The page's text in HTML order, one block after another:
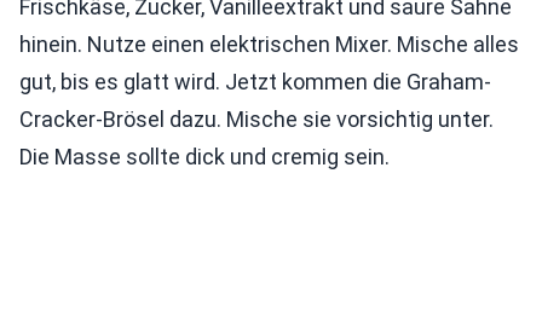
Frischkäse, Zucker, Vanilleextrakt und saure Sahne
hinein. Nutze einen elektrischen Mixer. Mische alles
gut, bis es glatt wird. Jetzt kommen die Graham-
Cracker-Brösel dazu. Mische sie vorsichtig unter.
Die Masse sollte dick und cremig sein.